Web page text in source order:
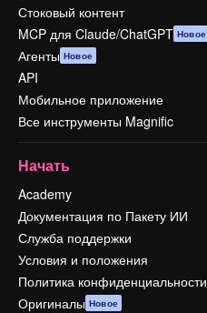
Стоковый контент
MCP для Claude/ChatGPT Новое
Агенты Новое
API
Мобильное приложение
Все инструменты Magnific
Начать
Academy
Документация по Пакету ИИ
Служба поддержки
Условия и положения
Политика конфиденциальности
Оригиналы Новое